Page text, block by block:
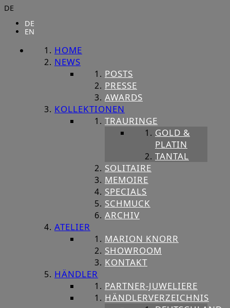
DE
DE
EN
HOME
NEWS
POSTS
PRESSE
AWARDS
KOLLEKTIONEN
TRAURINGE
GOLD &
PLATIN
TANTAL
SOLITAIRE
MEMOIRE
SPECIALS
SCHMUCK
ARCHIV
ATELIER
MARION KNORR
SHOWROOM
KONTAKT
HÄNDLER
PARTNER-JUWELIERE
HÄNDLERVERZEICHNIS